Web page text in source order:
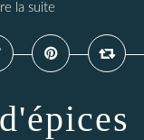
la suite